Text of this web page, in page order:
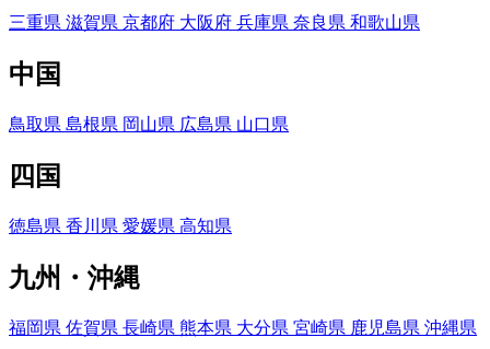
三重県 滋賀県 京都府 大阪府 兵庫県 奈良県 和歌山県
中国
鳥取県 島根県 岡山県 広島県 山口県
四国
徳島県 香川県 愛媛県 高知県
九州・沖縄
福岡県 佐賀県 長崎県 熊本県 大分県 宮崎県 鹿児島県 沖縄県